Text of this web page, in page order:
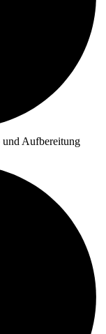
und Aufbereitung